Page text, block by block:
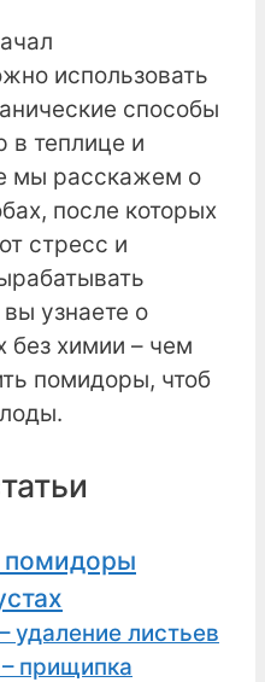
использовать
способы
в теплице и
мы расскажем о
после которых
стресс и
узнаете о
без химии – чем
помидоры, чтоб
помидоры
удаление листьев
прищипка